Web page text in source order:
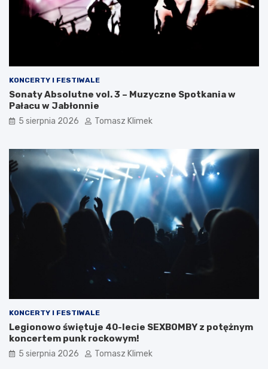
KONCERTY I FESTIWALE
Sonaty Absolutne vol. 3 – Muzyczne Spotkania w
Pałacu w Jabłonnie
5 sierpnia 2026 Tomasz Klimek
KONCERTY I FESTIWALE
Legionowo świętuje 40-lecie SEXBOMBY z potężnym
koncertem punk rockowym!
5 sierpnia 2026 Tomasz Klimek